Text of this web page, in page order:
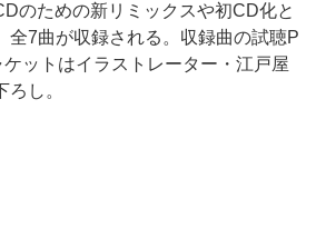
のための新リミックスや初CD化と
全7曲が収録される。収録曲の試聴P
ットはイラストレーター・江戸屋
し。